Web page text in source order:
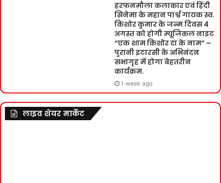
हरफनमौला कलाकार एवं हिंदी
सिनेमा के महान पार्श्व गायक स्व.
किशोर कुमार के जन्म दिवस 4
अगस्त को होगी म्यूजिकल नाइट
“एक शाम किशोर दा के नाम” –
पुरानी इटारसी के अभिनंदन
सभागृह में होगा बेहतरीन
कार्यक्रम.
1 week ago
लाइव शेयर मार्केट